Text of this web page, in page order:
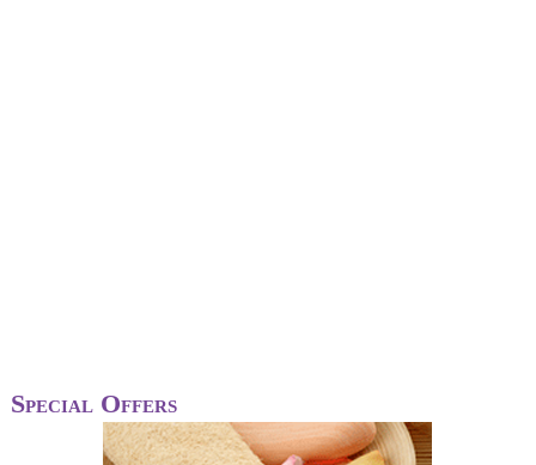
Special Offers